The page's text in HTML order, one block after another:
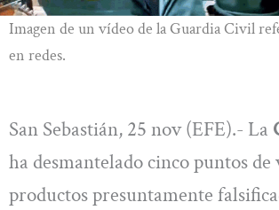
Imagen de un vídeo de la Guardia Civil
en redes.
San Sebastián, 25 nov (EFE).- La
ha desmantelado cinco puntos de
productos presuntamente